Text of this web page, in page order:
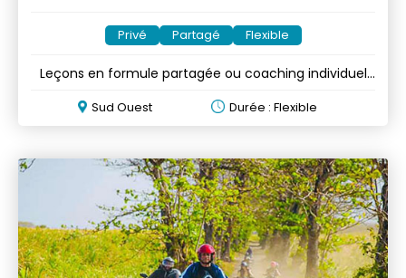
Privé Partagé Flexible
Leçons en formule partagée ou coaching individuel
Sud Ouest Durée : Flexible